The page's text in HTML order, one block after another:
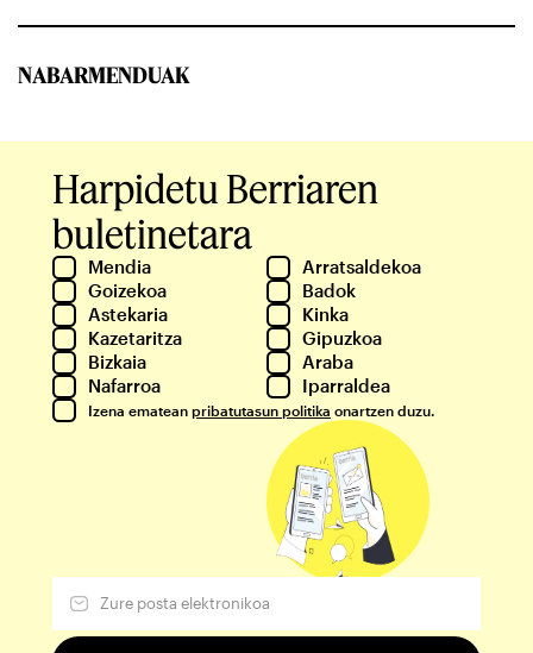
NABARMENDUAK
Harpidetu Berriaren
buletinetara
Mendia
Arratsaldekoa
Goizekoa
Badok
Astekaria
Kinka
Kazetaritza
Gipuzkoa
Bizkaia
Araba
Nafarroa
Iparraldea
Izena ematean pribatutasun politika onartzen duzu.